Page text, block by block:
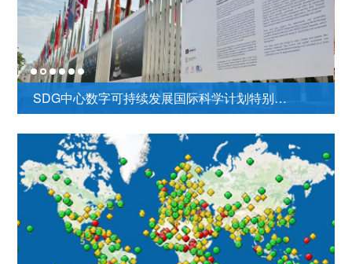
SDG中心数字可持续发展国际科学计划特别展览举办